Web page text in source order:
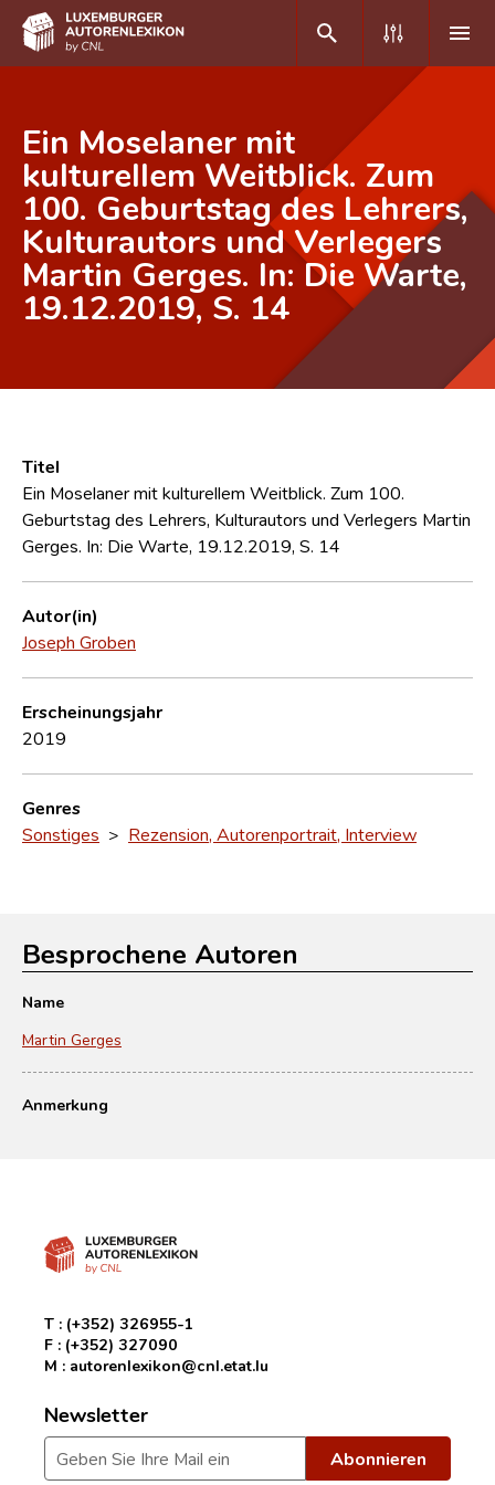
DE FR
Home
Autor(inn)en A-Z
Erweiterte Suche
CNL
Kontakt
Ein Moselaner mit
kulturellem Weitblick. Zum
100. Geburtstag des Lehrers,
Kulturautors und Verlegers
Martin Gerges. In: Die Warte,
19.12.2019, S. 14
Titel
Ein Moselaner mit kulturellem Weitblick. Zum 100.
Geburtstag des Lehrers, Kulturautors und Verlegers Martin
Gerges. In: Die Warte, 19.12.2019, S. 14
Autor(in)
Joseph Groben
Erscheinungsjahr
2019
Genres
Sonstiges > Rezension, Autorenportrait, Interview
Besprochene Autoren
Name
Martin Gerges
Anmerkung
T : (+352) 326955-1
F : (+352) 327090
M : autorenlexikon@cnl.etat.lu
Newsletter